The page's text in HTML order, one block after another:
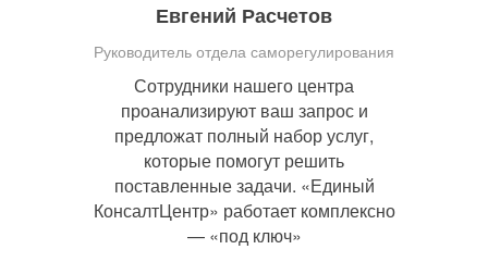
Евгений Расчетов
Руководитель отдела саморегулирования
Сотрудники нашего центра
проанализируют ваш запрос и
предложат полный набор услуг,
которые помогут решить
поставленные задачи. «Единый
КонсалтЦентр» работает комплексно
— «под ключ»